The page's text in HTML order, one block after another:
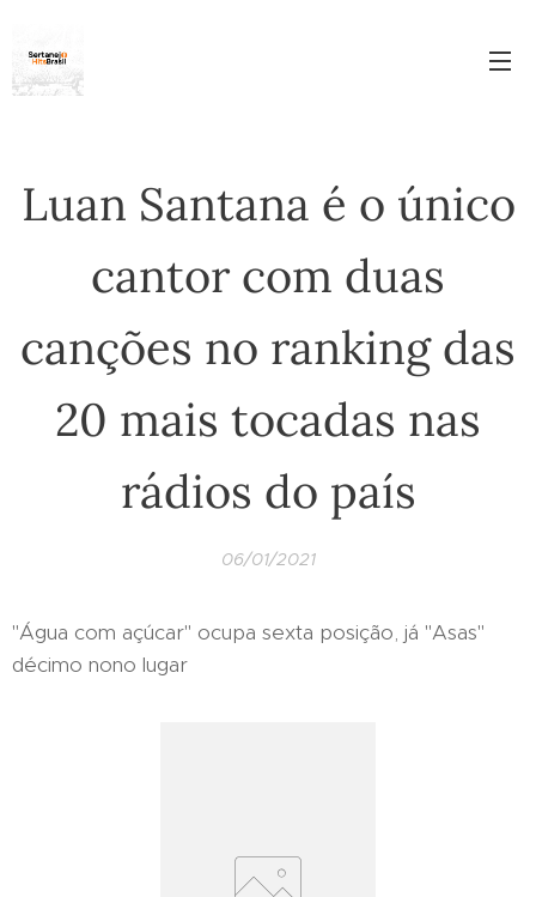
Luan Santana é o único
cantor com duas
canções no ranking das
20 mais tocadas nas
rádios do país
06/01/2021
"Água com açúcar" ocupa sexta posição, já "Asas"
décimo nono lugar